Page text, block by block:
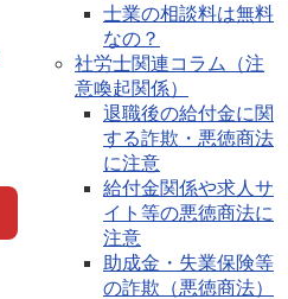
士業の相談料は無料
なの？
社労士関連コラム（注
意喚起関係）
退職後の給付金に関
する詐欺・悪徳商法
に注意
給付金関係や求人サ
イト等の悪徳商法に
注意
助成金・失業保険等
の詐欺（悪徳商法）